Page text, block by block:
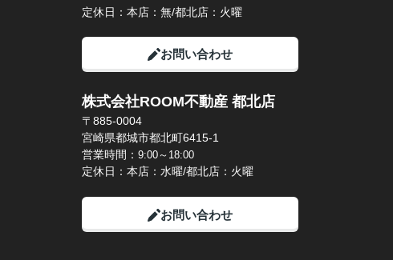
定休日： 本店：無/都北店：火曜
お問い合わせ
株式会社ROOM不動産 都北店
〒885-0004
宮崎県都城市都北町6415-1
営業時間： 9:00～18:00
定休日：本店：水曜/都北店：火曜
お問い合わせ